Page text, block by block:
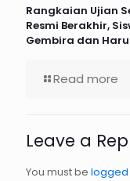
Rangkaian Ujian
Resmi Berakhir,
Gembira dan Haru
Read more
Leave a
You must be logged